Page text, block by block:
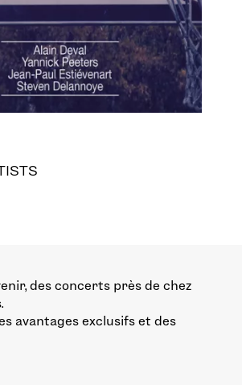
des concerts près de chez
avantages exclusifs et des